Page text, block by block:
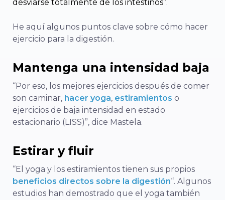
desviarse totalmente de los intestinos”.
He aquí algunos puntos clave sobre cómo hacer
ejercicio para la digestión.
Mantenga una intensidad baja
“Por eso, los mejores ejercicios después de comer
son caminar, hacer yoga, estiramientos o
ejercicios de baja intensidad en estado
estacionario (LISS)”, dice Mastela.
Estirar y fluir
“El yoga y los estiramientos tienen sus propios
beneficios directos sobre la digestión“. Algunos
estudios han demostrado que el yoga también